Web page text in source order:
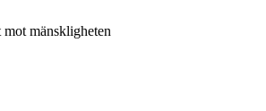
mänskligheten